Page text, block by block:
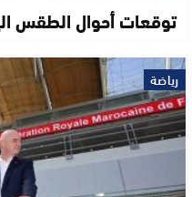
توقعات أحوال الطقس
رياضة